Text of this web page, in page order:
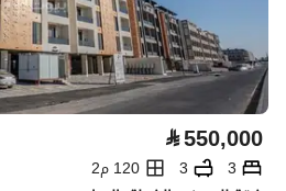
⃁550,000
3
3
120 م2